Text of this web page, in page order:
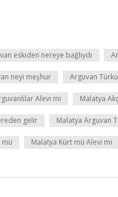
eskiden nereye bağlıydı
neyi meşhur Arguvan
Alevi mi Malatya
gelir Malatya Arguvan
mü Malatya Kürt mü Alevi mi